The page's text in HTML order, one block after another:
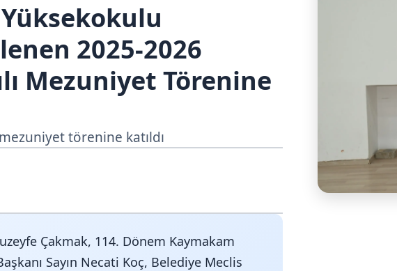
2025-2026
Mezuniyet Törenine
törenine katıldı
Çakmak, 114. Dönem Kaymakam
Sayın Necati Koç, Belediye Meclis